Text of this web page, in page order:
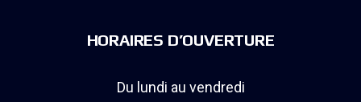
HORAIRES D’OUVERTURE
Du lundi au vendredi